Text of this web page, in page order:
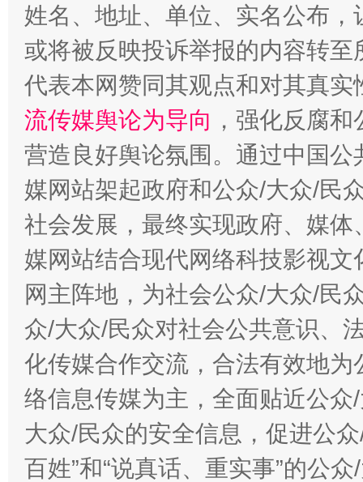
东山县通报“牛蛙产品抗生素超标问题” 法
千年窑火 生生不息 一
姓名、地址、单位、实名公布
或将被反映投诉举报的内容转
代表本网赞同其观点和对其真实
流传媒舆论为导向 ，强化反腐
营造良好舆论氛围。通过中国
媒网站架起政府和公众/大众/民
社会发展，最终实现政府、媒
媒网站结合现代网络科技影视
网主阵地，为社会公众/大众/民
众/大众/民众对社会公共意识、
化传媒合作交流，合法有效地
络信息传媒为主，全面贴近公
大众/民众的安全信息，促进公
百姓”和“说真话、重实事”的公